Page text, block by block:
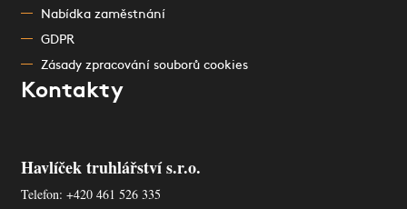
Nabídka zaměstnání
GDPR
Zásady zpracování souborů cookies
Kontakty
Havlíček truhlářství s.r.o.
Telefon: +420 461 526 335